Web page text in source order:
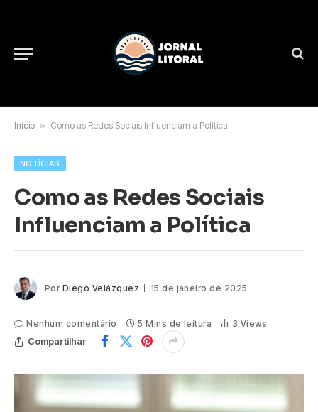
Início » Como as Redes Sociais Influenciam a Política
NOTÍCIAS
Como as Redes Sociais
Influenciam a Política
Por Diego Velázquez 15 de janeiro de 2025
Nenhum comentário 5 Mins de leitura 3 Views
Compartilhar